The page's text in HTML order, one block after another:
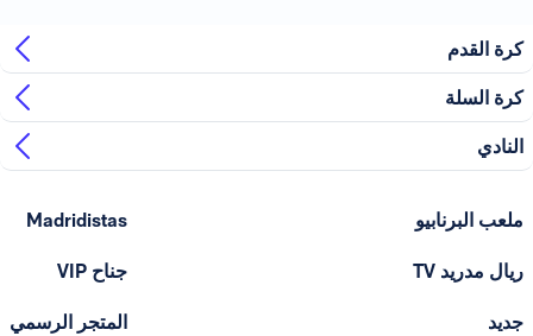
كرة القدم
كرة السلة
النادي
ملعب البرنابيو
ريال مدريد TV
جديد
Madridistas
جناح VIP
المتجر الرسمي